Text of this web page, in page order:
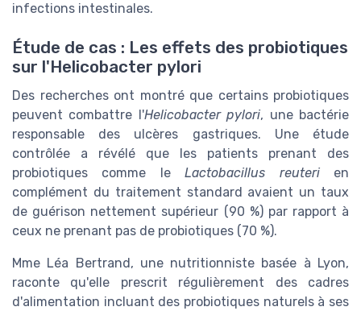
infections intestinales.
Étude de cas : Les effets des probiotiques
sur l'Helicobacter pylori
Des recherches ont montré que certains probiotiques
peuvent combattre l'Helicobacter pylori, une bactérie
responsable des ulcères gastriques. Une étude
contrôlée a révélé que les patients prenant des
probiotiques comme leLactobacillus reuterien
complément du traitement standard avaient un taux
de guérison nettement supérieur (90 %) par rapport à
ceux ne prenant pas de probiotiques (70 %).
Mme Léa Bertrand, une nutritionniste basée à Lyon,
raconte qu'elle prescrit régulièrement des cadres
d'alimentation incluant des probiotiques naturels à ses